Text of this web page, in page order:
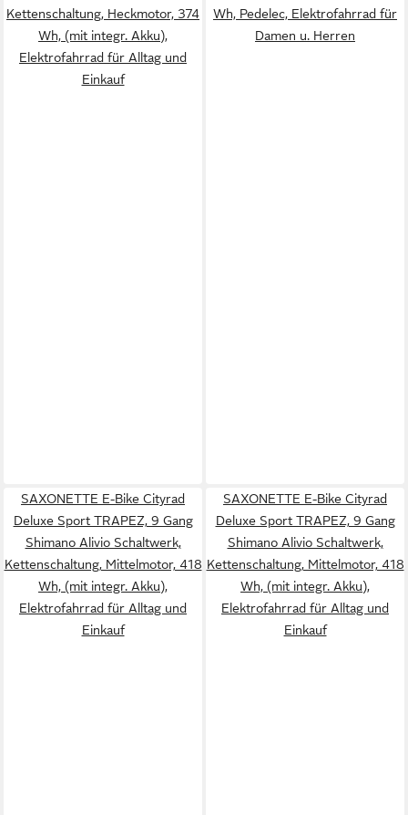
Kettenschaltung, Heckmotor, 374
Wh, (mit integr. Akku),
Elektrofahrrad für Alltag und
Einkauf
Wh, Pedelec, Elektrofahrrad für
Damen u. Herren
SAXONETTE E-Bike Cityrad
Deluxe Sport TRAPEZ, 9 Gang
Shimano Alivio Schaltwerk,
Kettenschaltung, Mittelmotor, 418
Wh, (mit integr. Akku),
Elektrofahrrad für Alltag und
Einkauf
SAXONETTE E-Bike Cityrad
Deluxe Sport TRAPEZ, 9 Gang
Shimano Alivio Schaltwerk,
Kettenschaltung, Mittelmotor, 418
Wh, (mit integr. Akku),
Elektrofahrrad für Alltag und
Einkauf